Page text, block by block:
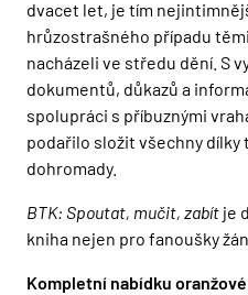
dvacet let, je tím
hrůzostrašného případu
nacházeli ve středu dění. S
dokumentů, důkazů a
spolupráci s příbuznými
podařilo složit všechny
dohromady.
BTK: Spoutat, mučit, zabít je
kniha nejen pro fanoušky
Kompletní nabídku